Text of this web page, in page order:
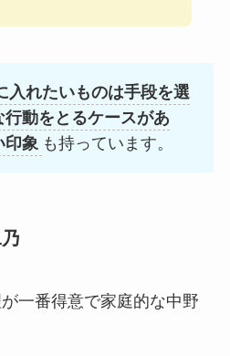
入れたいものは手段を選
行動をとるケースがあ
印象 も持っています。
一番得意で家庭的な中野